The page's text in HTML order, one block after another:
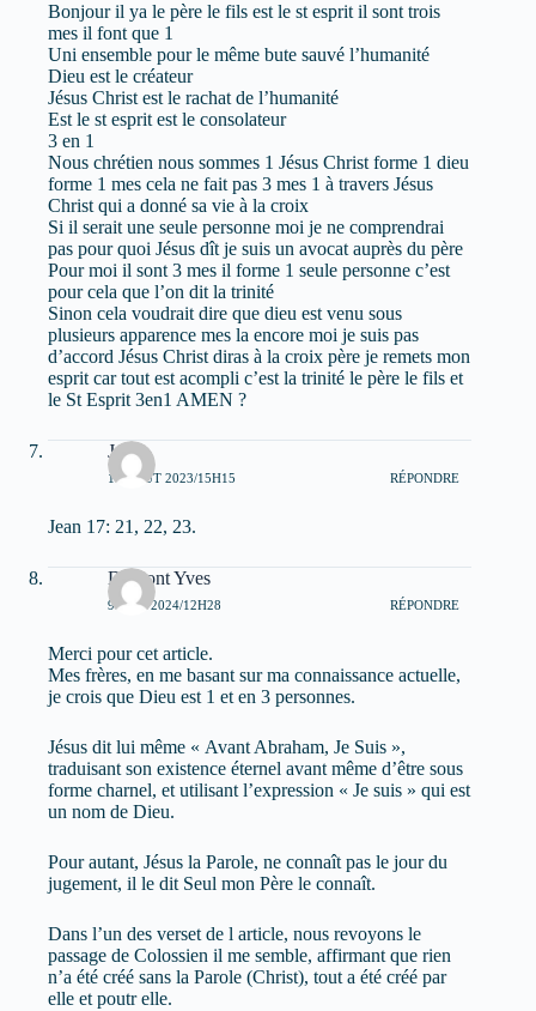
Bonjour il ya le père le fils est le st esprit il sont trois
mes il font que 1
Uni ensemble pour le même bute sauvé l’humanité
Dieu est le créateur
Jésus Christ est le rachat de l’humanité
Est le st esprit est le consolateur
3 en 1
Nous chrétien nous sommes 1 Jésus Christ forme 1 dieu
forme 1 mes cela ne fait pas 3 mes 1 à travers Jésus
Christ qui a donné sa vie à la croix
Si il serait une seule personne moi je ne comprendrai
pas pour quoi Jésus dît je suis un avocat auprès du père
Pour moi il sont 3 mes il forme 1 seule personne c’est
pour cela que l’on dit la trinité
Sinon cela voudrait dire que dieu est venu sous
plusieurs apparence mes la encore moi je suis pas
d’accord Jésus Christ diras à la croix père je remets mon
esprit car tout est acompli c’est la trinité le père le fils et
le St Esprit 3en1 AMEN ?
Jubé
18 AOÛT 2023/15H15 RÉPONDRE
Jean 17: 21, 22, 23.
Dumont Yves
9 JUIN 2024/12H28 RÉPONDRE
Merci pour cet article.
Mes frères, en me basant sur ma connaissance actuelle,
je crois que Dieu est 1 et en 3 personnes.
Jésus dit lui même « Avant Abraham, Je Suis »,
traduisant son existence éternel avant même d’être sous
forme charnel, et utilisant l’expression « Je suis » qui est
un nom de Dieu.
Pour autant, Jésus la Parole, ne connaît pas le jour du
jugement, il le dit Seul mon Père le connaît.
Dans l’un des verset de l article, nous revoyons le
passage de Colossien il me semble, affirmant que rien
n’a été créé sans la Parole (Christ), tout a été créé par
elle et poutr elle.